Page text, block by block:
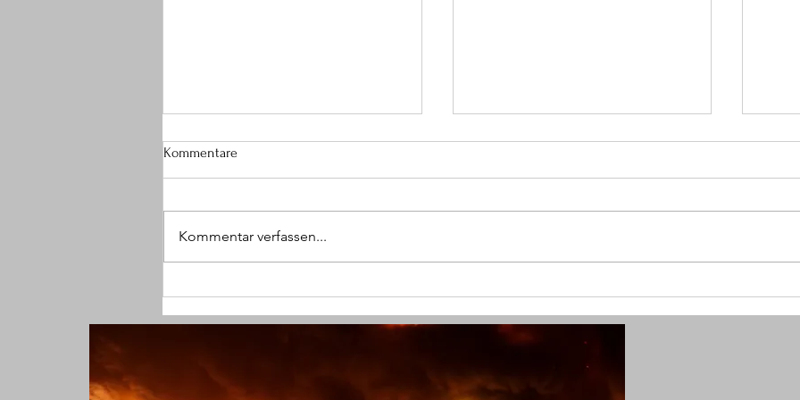
geraubt
sucht Zeugen
Kommentare
Kommentar verfassen...